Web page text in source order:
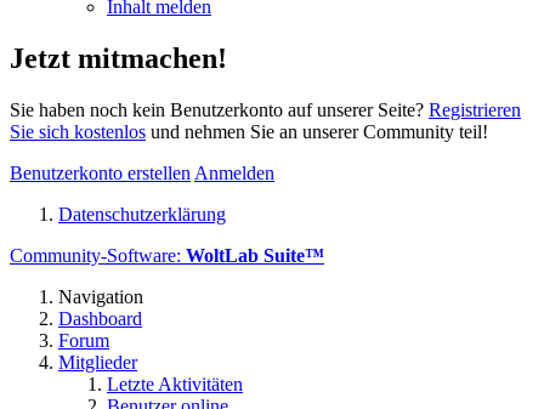
Inhalt melden
Jetzt mitmachen!
Sie haben noch kein Benutzerkonto auf unserer Seite? Registrieren
Sie sich kostenlos und nehmen Sie an unserer Community teil!
Benutzerkonto erstellen Anmelden
Datenschutzerklärung
Community-Software: WoltLab Suite™
Navigation
Dashboard
Forum
Mitglieder
Letzte Aktivitäten